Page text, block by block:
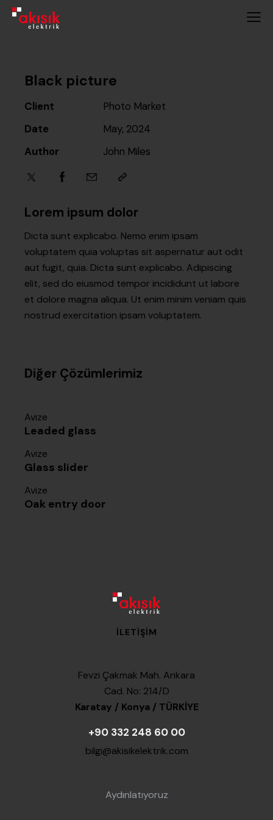
Black picture
Lorem ipsum dolor
Dicta sunt explicabo. Nemo enim ipsam
voluptatem quia voluptas sit aspernatur aut odit
aut fugit, quia. Dicta sunt explicabo. Adipiscing
elit, sed do eiusmod tempor incididunt ut labore
et dolore magna aliqua. Ut enim minim veniam quis
nostrud exercitation ipsam voluptatem.
Client
Photo Market
Date
May, 2024
Author
John Miles
Diğer Çözümlerimiz
Avize
Leaded glass
Avize
Glass slider
Avize
Oak entry door
İLETIŞIM
Fevzi Çakmak Mah. Ankara
Cad. No: 214/D
Karatay / Konya / TÜRKİYE
+90 332 248 60 00
bilgi@akisikelektrik.com
Aydınlatıyoruz